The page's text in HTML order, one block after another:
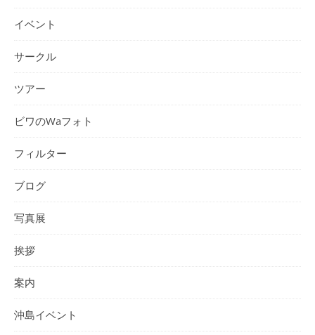
イベント
サークル
ツアー
ビワのWaフォト
フィルター
ブログ
写真展
挨拶
案内
沖島イベント